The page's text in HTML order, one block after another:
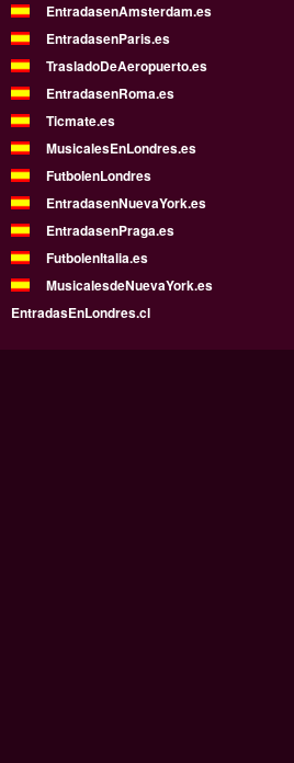
EntradasenAmsterdam.es
EntradasenParis.es
TrasladoDeAeropuerto.es
EntradasenRoma.es
Ticmate.es
MusicalesEnLondres.es
FutbolenLondres
EntradasenNuevaYork.es
EntradasenPraga.es
FutbolenItalia.es
MusicalesdeNuevaYork.es
EntradasEnLondres.cl